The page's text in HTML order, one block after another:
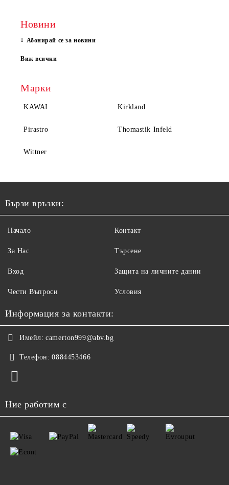
Новини
Абонирай се за новини
Виж всички
Марки
KAWAI Kirkland
Pirastro Thomastik Infeld
Wittner
Бързи връзки:
Начало
За Нас
Вход
Чести Въпроси
Контакт
Търсене
Защита на личните данни
Условия
Информация за контакти:
Имейл: camerton999@abv.bg
Телефон: 0884453466
Ние работим с